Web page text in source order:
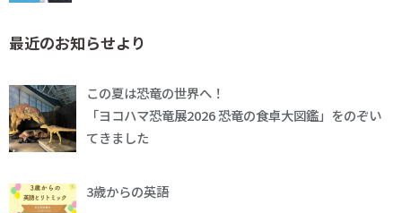
最近のお知らせより
この夏は恐竜の世界へ！
「ヨコハマ恐竜展2026 恐竜の食卓大図鑑」をのぞい
てきました
3歳からの英語